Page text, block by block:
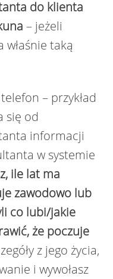
do klienta
– jeżeli
właśnie taką
– przykład
się od
informacji
w systemie
ile lat ma
zawodowo lub
co lubi/jakie
że poczuje
z jego życia,
i wywołasz